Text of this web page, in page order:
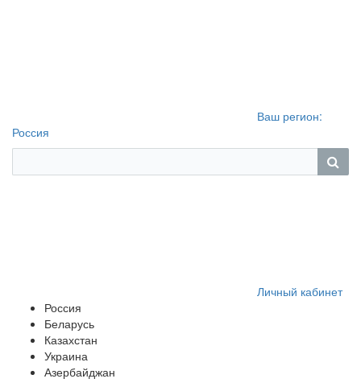
Ваш регион:
Россия
Личный кабинет
Россия
Беларусь
Казахстан
Украина
Азербайджан